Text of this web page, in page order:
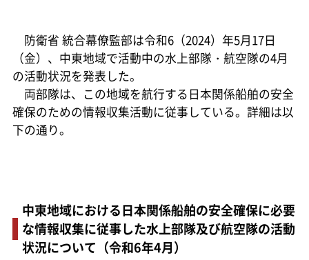
防衛省 統合幕僚監部は令和6（2024）年5月17日
（金）、中東地域で活動中の水上部隊・航空隊の4月
の活動状況を発表した。
両部隊は、この地域を航行する日本関係船舶の安全
確保のための情報収集活動に従事している。詳細は以
下の通り。
中東地域における日本関係船舶の安全確保に必要
な情報収集に従事した水上部隊及び航空隊の活動
状況について（令和6年4月）